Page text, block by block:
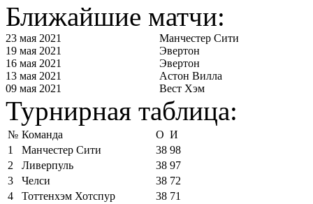
Ближайшие матчи:
23 мая 2021
Манчестер Сити
19 мая 2021
Эвертон
16 мая 2021
Эвертон
13 мая 2021
Астон Вилла
09 мая 2021
Вест Хэм
Турнирная таблица:
№ Команда О И
1
Манчестер Сити 38 98
2
Ливерпуль 38 97
3
Челси 38 72
4
Тоттенхэм Хотспур 38 71